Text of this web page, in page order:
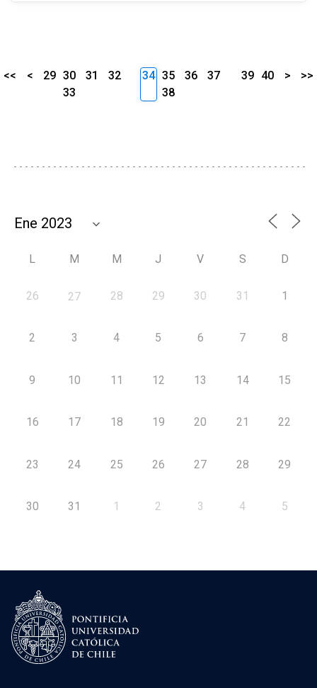
<< < 29 30 31
32
33
34 35 36
37
38
39 40 > >>
L M M J V S D
26 27 28 29 30 31 1
2 3 4 5 6 7 8
9 10 11 12 13 14 15
16 17 18 19 20 21 22
23 24 25 26 27 28 29
30 31 1 2 3 4 5